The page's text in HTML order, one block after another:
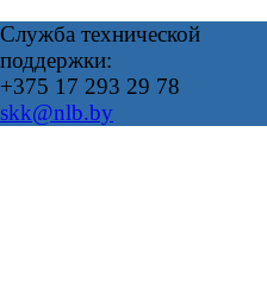
Служба технической
поддержки:
+375 17 293 29 78
skk@nlb.by